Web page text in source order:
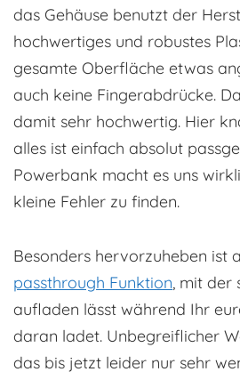
das Gehäuse benutzt der
hochwertiges und robustes
gesamte Oberfläche etwas
auch keine Fingerabdrücke.
damit sehr hochwertig. Hier
alles ist einfach absolut
Powerbank macht es uns
kleine Fehler zu finden.
Besonders hervorzuheben ist
passthrough Funktion, mit der
aufladen lässt während Ihr
daran ladet. Unbegreiflicher
das bis jetzt leider nur sehr